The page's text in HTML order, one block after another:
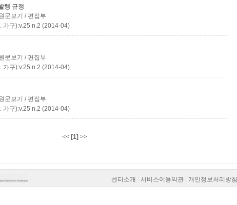
행 규정
문보기 / 편집부
가구):v.25 n.2 (2014-04)
문보기 / 편집부
가구):v.25 n.2 (2014-04)
문보기 / 편집부
가구):v.25 n.2 (2014-04)
<< [1] >>
센터소개 서비스이용약관 개인정보처리방침